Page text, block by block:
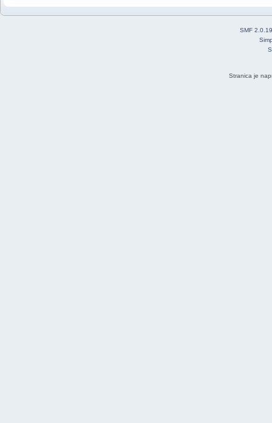
SMF 2.0.19
Stranica je